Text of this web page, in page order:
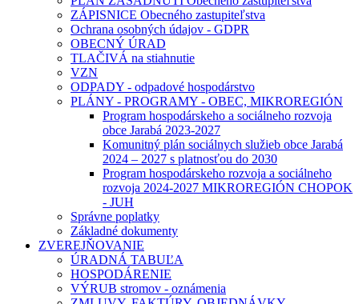
ZÁPISNICE Obecného zastupiteľstva
Ochrana osobných údajov - GDPR
OBECNÝ ÚRAD
TLAČIVÁ na stiahnutie
VZN
ODPADY - odpadové hospodárstvo
PLÁNY - PROGRAMY - OBEC, MIKROREGIÓN
Program hospodárskeho a sociálneho rozvoja
obce Jarabá 2023-2027
Komunitný plán sociálnych služieb obce Jarabá
2024 – 2027 s platnosťou do 2030
Program hospodárskeho rozvoja a sociálneho
rozvoja 2024-2027 MIKROREGIÓN CHOPOK
- JUH
Správne poplatky
Základné dokumenty
ZVEREJŇOVANIE
ÚRADNÁ TABUĽA
HOSPODÁRENIE
VÝRUB stromov - oznámenia